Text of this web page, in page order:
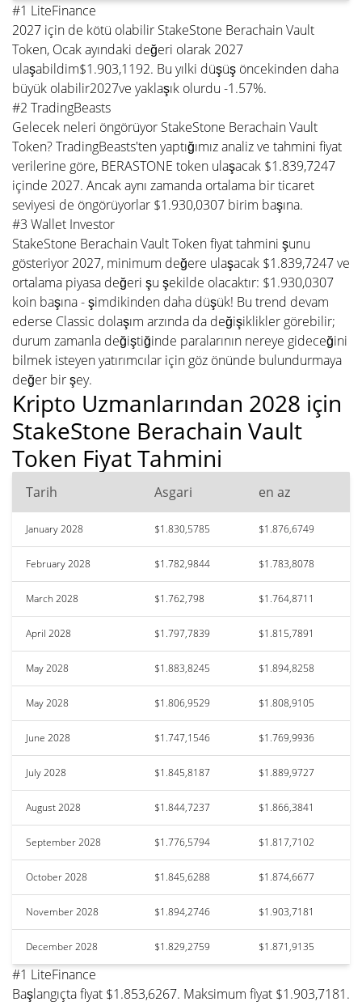
#1 LiteFinance
2027 için de kötü olabilir StakeStone Berachain Vault
Token, Ocak ayındaki değeri olarak 2027
ulaşabildim$1.903,1192. Bu yılki düşüş öncekinden daha
büyük olabilir2027ve yaklaşık olurdu -1.57%.
#2 TradingBeasts
Gelecek neleri öngörüyor StakeStone Berachain Vault
Token? TradingBeasts'ten yaptığımız analiz ve tahmini fiyat
verilerine göre, BERASTONE token ulaşacak $1.839,7247
içinde 2027. Ancak aynı zamanda ortalama bir ticaret
seviyesi de öngörüyorlar $1.930,0307 birim başına.
#3 Wallet Investor
StakeStone Berachain Vault Token fiyat tahmini şunu
gösteriyor 2027, minimum değere ulaşacak $1.839,7247 ve
ortalama piyasa değeri şu şekilde olacaktır: $1.930,0307
koin başına - şimdikinden daha düşük! Bu trend devam
ederse Classic dolaşım arzında da değişiklikler görebilir;
durum zamanla değiştiğinde paralarının nereye gideceğini
bilmek isteyen yatırımcılar için göz önünde bulundurmaya
değer bir şey.
Kripto Uzmanlarından 2028 için
StakeStone Berachain Vault
Token Fiyat Tahmini
Tarih Asgari en az
January 2028 $1.830,5785 $1.876,6749
February 2028 $1.782,9844 $1.783,8078
March 2028 $1.762,798 $1.764,8711
April 2028 $1.797,7839 $1.815,7891
May 2028 $1.883,8245 $1.894,8258
May 2028 $1.806,9529 $1.808,9105
June 2028 $1.747,1546 $1.769,9936
July 2028 $1.845,8187 $1.889,9727
August 2028 $1.844,7237 $1.866,3841
September 2028 $1.776,5794 $1.817,7102
October 2028 $1.845,6288 $1.874,6677
November 2028 $1.894,2746 $1.903,7181
December 2028 $1.829,2759 $1.871,9135
#1 LiteFinance
Başlangıçta fiyat $1.853,6267. Maksimum fiyat $1.903,7181.